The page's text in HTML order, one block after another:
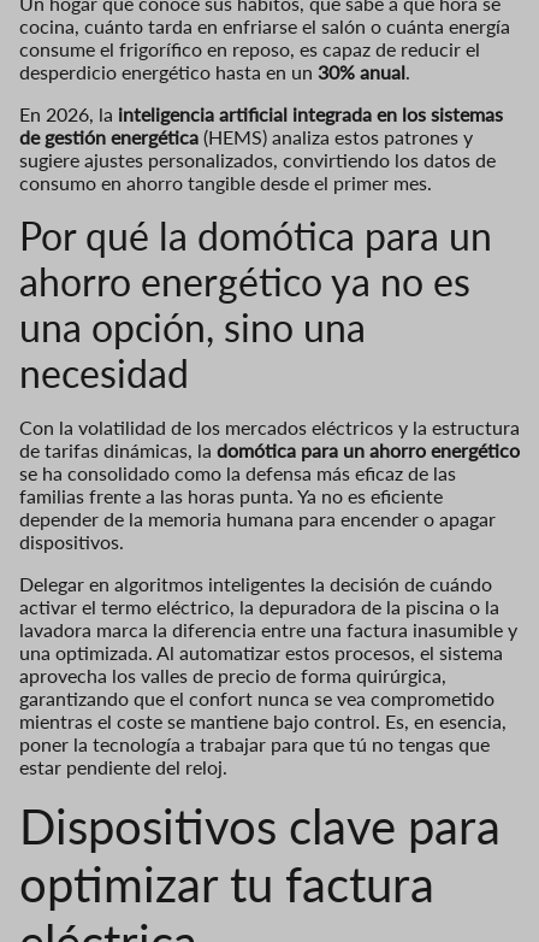
cocina, cuánto tarda en enfriarse el salón o cuánta energía
consume el frigorífico en reposo, es capaz de reducir el
desperdicio energético hasta en un 30% anual.
En 2026, la inteligencia artificial integrada en los sistemas
de gestión energética (HEMS) analiza estos patrones y
sugiere ajustes personalizados, convirtiendo los datos de
consumo en ahorro tangible desde el primer mes.
Por qué la domótica para un
ahorro energético ya no es
una opción, sino una
necesidad
Con la volatilidad de los mercados eléctricos y la estructura
de tarifas dinámicas, la domótica para un ahorro energético
se ha consolidado como la defensa más eficaz de las
familias frente a las horas punta. Ya no es eficiente
depender de la memoria humana para encender o apagar
dispositivos.
Delegar en algoritmos inteligentes la decisión de cuándo
activar el termo eléctrico, la depuradora de la piscina o la
lavadora marca la diferencia entre una factura inasumible y
una optimizada. Al automatizar estos procesos, el sistema
aprovecha los valles de precio de forma quirúrgica,
garantizando que el confort nunca se vea comprometido
mientras el coste se mantiene bajo control. Es, en esencia,
poner la tecnología a trabajar para que tú no tengas que
estar pendiente del reloj.
Dispositivos clave para
optimizar tu factura